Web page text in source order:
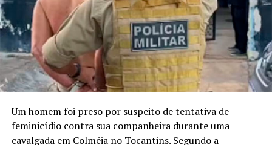
Um homem foi preso por suspeito de tentativa de
feminicídio contra sua companheira durante uma
cavalgada em Colméia no Tocantins. Segundo a